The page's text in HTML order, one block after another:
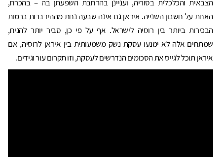
הצבאית והכלכלית בסוריה, ועניינן בהרחבת השפעתן בה – בהכרח,
האחת על חשבון השנייה. איראן גם אינה שבעה נחת מההידברות ברמות
הבכירות ביותר בין רוסיה לישראל. אף על פי כן, סביר יותר להניח,
שמתחים אלה לא ימנעו עסקת נשק משמעותית בין איראן לרוסיה, אם
איראן תוכל לגייס את הסכומים הנדרשים לעסקה, וזו תקרום עור וגידים.